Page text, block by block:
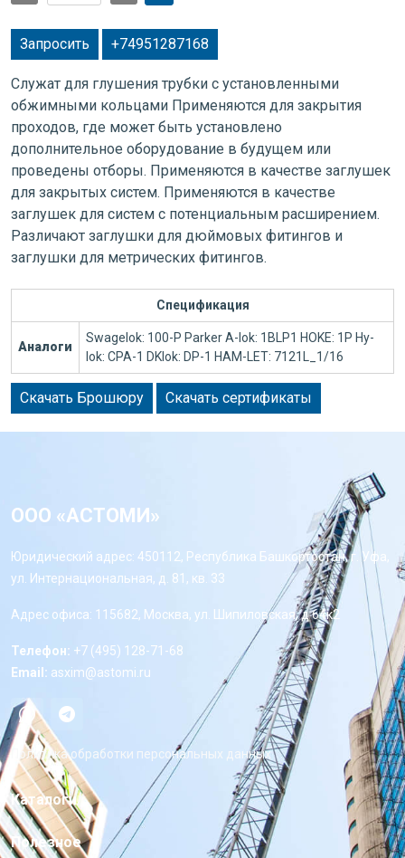
Запросить +74951287168
Служат для глушения трубки с установленными
обжимными кольцами Применяются для закрытия
проходов, где может быть установлено
дополнительное оборудование в будущем или
проведены отборы. Применяются в качестве заглушек
для закрытых систем. Применяются в качестве
заглушек для систем с потенциальным расширением.
Различают заглушки для дюймовых фитингов и
заглушки для метрических фитингов.
Спецификация
Аналоги
Swagelok: 100-P Parker A-lok: 1BLP1 HOKE: 1P Hy-
lok: CPA-1 DKlok: DP-1 HAM-LET: 7121L_1/16
Скачать Брошюру Скачать сертификаты
ООО «АСТОМИ»
Юридический адрес: 450112, Республика Башкортостан, г. Уфа,
ул. Интернациональная, д. 81, кв. 33
Адрес офиса: 115682, Москва, ул. Шипиловская, д 64к2
Телефон: +7 (495) 128-71-68
Email: asxim@astomi.ru
Политика обработки персональных данных
Каталоги
Полезное